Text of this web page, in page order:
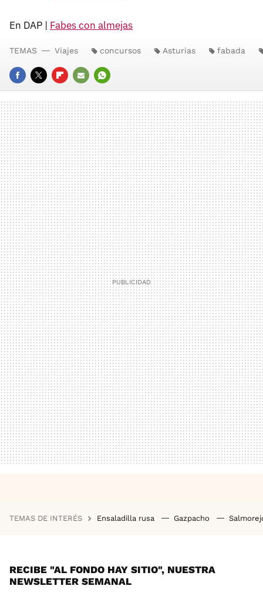
En DAP | Fabes con almejas
FACEBOOK
TWITTERFLIPBOARD
E-
MAIL
WHATSAPP
TEMAS Viajes concursos Asturias fabada
TEMAS DE INTERÉS Ensaladilla rusa Gazpacho
RECIBE "AL FONDO HAY SITIO", NUESTRA
NEWSLETTER SEMANAL